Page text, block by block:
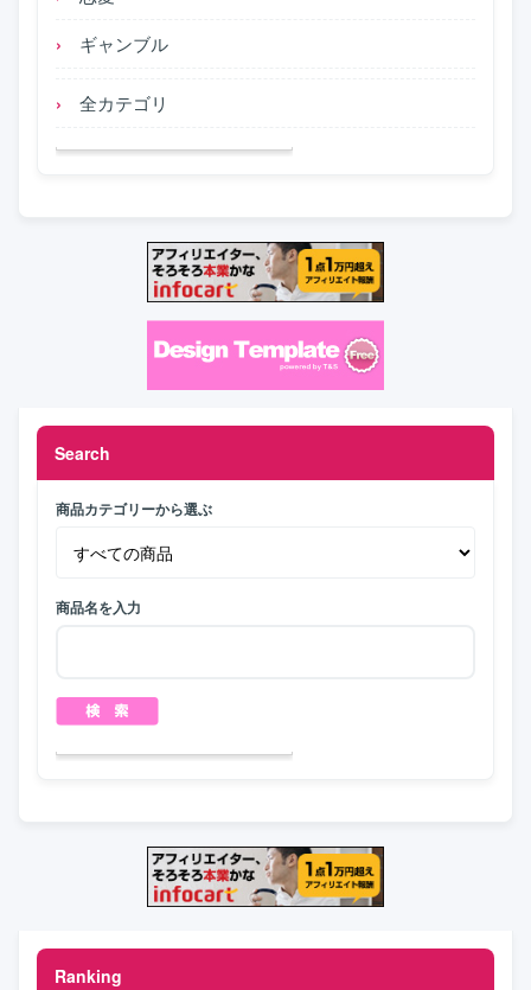
ギャンブル
全カテゴリ
Search
商品カテゴリーから選ぶ
商品名を入力
Ranking